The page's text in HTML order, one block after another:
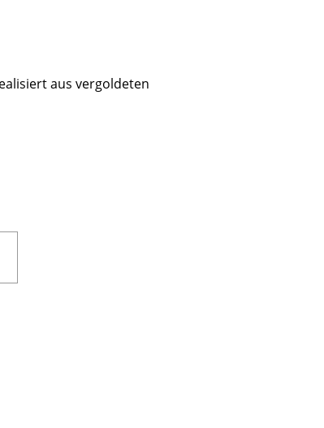
aus vergoldeten